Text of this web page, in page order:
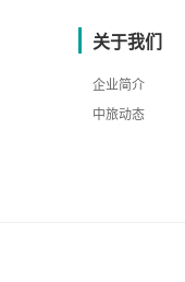
关于我们
企业简介
中旅动态